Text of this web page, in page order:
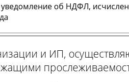
об НДФЛ,
и ИП,